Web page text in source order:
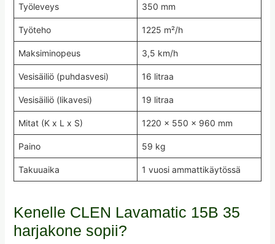
Työleveys 350 mm
Työteho 1225 m²/h
Maksiminopeus 3,5 km/h
Vesisäiliö (puhdasvesi) 16 litraa
Vesisäiliö (likavesi) 19 litraa
Mitat (K x L x S) 1220 x 550 x 960 mm
Paino 59 kg
Takuuaika 1 vuosi ammattikäytössä
Kenelle CLEN Lavamatic 15B 35
harjakone sopii?